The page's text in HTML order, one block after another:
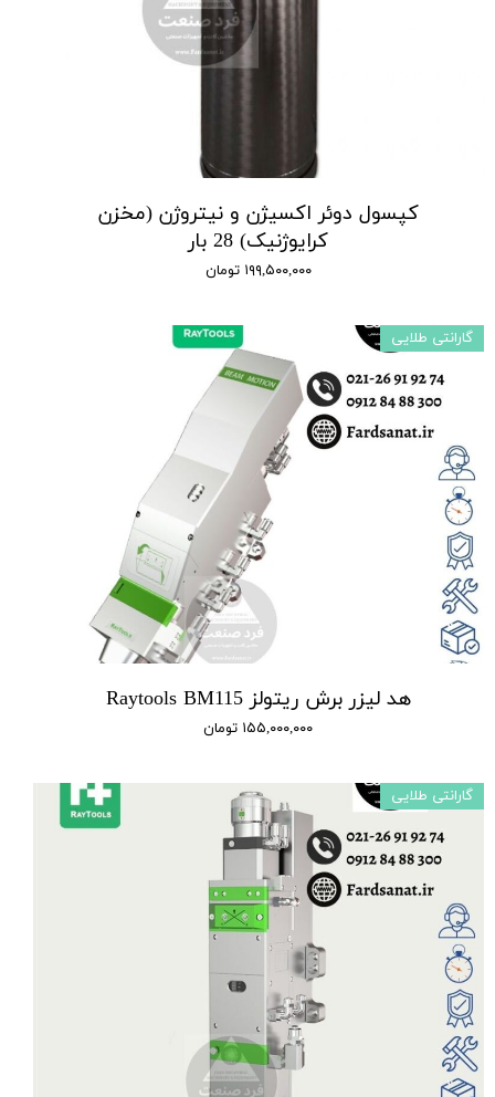
کپسول دوئر اکسیژن و نیتروژن (مخزن
کرایوژنیک) 28 بار
۱۹۹,۵۰۰,۰۰۰ تومان
هد لیزر برش ریتولز Raytools BM115
۱۵۵,۰۰۰,۰۰۰ تومان
گارانتی طلایی
گارانتی طلایی